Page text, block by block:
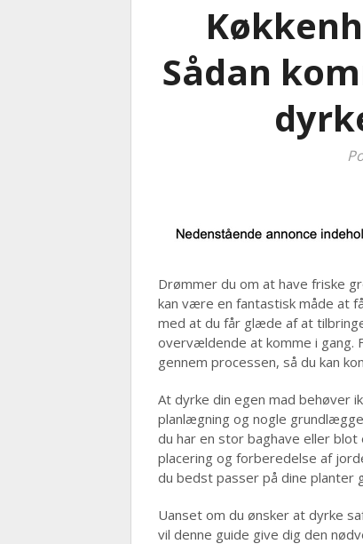
Sådan
Drømmer du om at have friske
kan være en fantastisk måde at
med at du får glæde af at
overvældende at komme i gang.
gennem processen, så du kan
At dyrke din egen mad behøver
planlægning og nogle
du har en stor baghave eller blot
placering og forberedelse af
du bedst passer på dine planter
Uanset om du ønsker at dyrke
vil denne guide give dig den